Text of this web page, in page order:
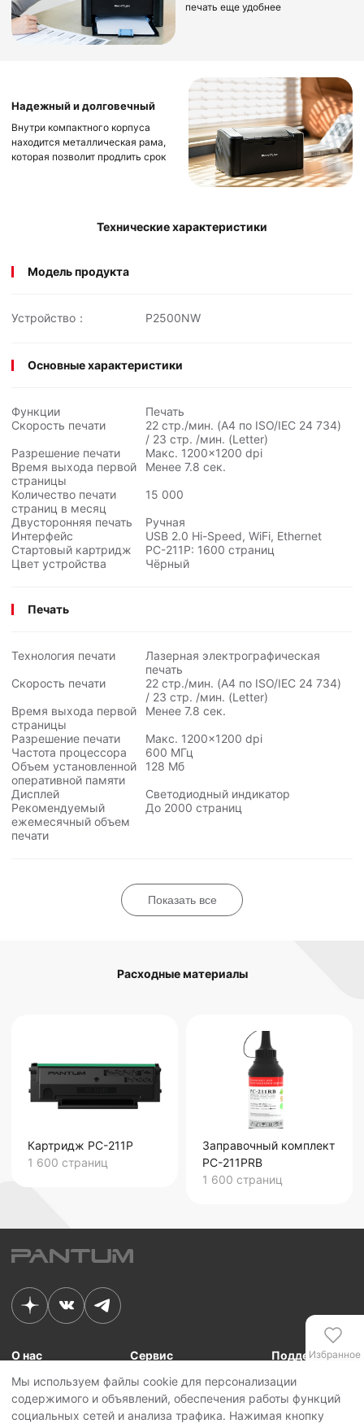
печать еще удобнее
Надежный и долговечный
Внутри компактного корпуса
находится металлическая рама,
которая позволит продлить срок
Технические характеристики
Модель продукта
Устройство： P2500NW
Основные характеристики
Функции
Печать
Скорость печати
22 стр./мин. (A4 по ISO/IEC 24 734)
/ 23 стр. /мин. (Letter)
Разрешение печати
Макс. 1200×1200 dpi
Время выхода первой
страницы
Менее 7.8 сек.
Количество печати
страниц в месяц
15 000
Двусторонняя печать
Ручная
Интерфейс
USB 2.0 Hi-Speed, WiFi, Ethernet
Стартовый картридж
PC-211P: 1600 страниц
Цвет устройства
Чёрный
Печать
Технология печати
Лазерная электрографическая
печать
Скорость печати
22 стр./мин. (A4 по ISO/IEC 24 734)
/ 23 стр. /мин. (Letter)
Время выхода первой
страницы
Менее 7.8 сек.
Разрешение печати
Макс. 1200×1200 dpi
Частота процессора
600 МГц
Объем установленной
оперативной памяти
128 Мб
Дисплей
Светодиодный индикатор
Рекомендуемый
ежемесячный объем
печати
До 2000 страниц
Показать все
Расходные материалы
Картридж PC-211P
1 600 страниц
Заправочный комплект
PC-211PRB
1 600 страниц
Мы используем файлы cookie для персонализации
содержимого и объявлений, обеспечения работы функций
социальных сетей и анализа трафика. Нажимая кнопку
Избранное
Сравнение
О нас
Связь с Pantum
Новости
Контакты
Сервис
Сервисные центры
Сервисная политика
Поддержка
Для сотрудников
Для партнеров
Личный кабинет